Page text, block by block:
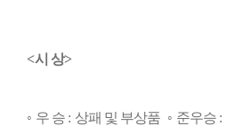
<시 상>
◦ 우 승 : 상패 및 부상품 ◦ 준우승 :